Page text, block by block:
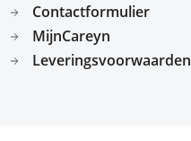
Contactformulier
MijnCareyn
Leveringsvoorwaarden